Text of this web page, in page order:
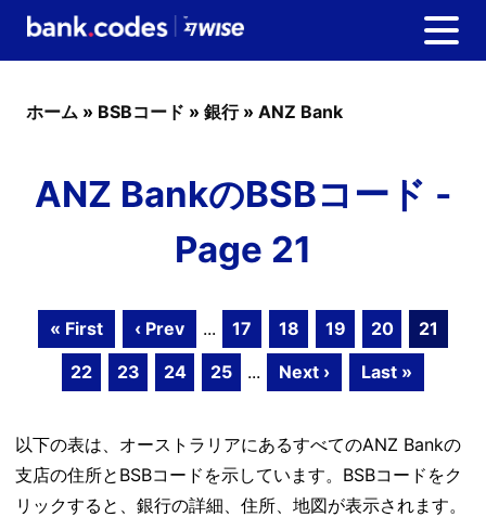
ホーム » BSBコード » 銀行» ANZ Bank
ANZ BankのBSBコード -
Page 21
« First ‹ Prev ... 17 18 19 20
21
22
23 24 25 ... Next › Last »
以下の表は、オーストラリアにあるすべてのANZ Bankの
支店の住所とBSBコードを示しています。BSBコードをク
リックすると、銀行の詳細、住所、地図が表示されます。